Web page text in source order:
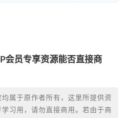
会员专享资源能否直接商
属于原作者所有，这里所提供资
习用，请勿直接商用。若由于商